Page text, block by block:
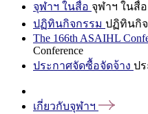
จุฬาฯ ในสื่อ จุฬาฯ ในสื่อ
ปฏิทินกิจกรรม ปฏิทินกิ
The 166th ASAIHL
Conference
ประกาศจัดซื้อจัดจ้าง ป
เกี่ยวกับจุฬาฯ